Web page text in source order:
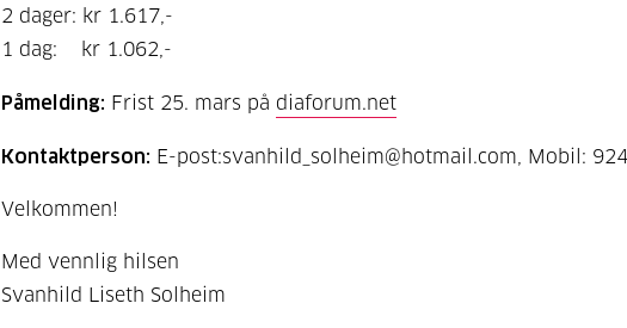
2 dager: kr 1.617,-
1 dag: kr 1.062,-
Påmelding: Frist 25. mars på diaforum.net
Kontaktperson: E-post:svanhild_solheim@hotmail.com, Mobil:
Velkommen!
Med vennlig hilsen
Svanhild Liseth Solheim